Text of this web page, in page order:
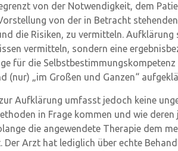
von der Notwendigkeit, dem
von der in Betracht
die Risiken, zu vermitteln.
vermitteln, sondern eine
für die Selbstbestimmungskompetenz
(nur) „im Großen und Ganzen“
Aufklärung umfasst jedoch keine
in Frage kommen und wie deren
die angewendete Therapie dem
Der Arzt hat lediglich über echte